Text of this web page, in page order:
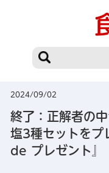
2024/09/02
終了：正解者の
塩3種セットをプ
de プレゼント』